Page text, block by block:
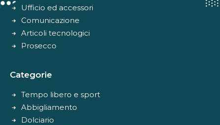
Ufficio ed accessori
Comunicazione
Articoli tecnologici
Prosecco
Categorie
Tempo libero e sport
Abbigliamento
Dolciario